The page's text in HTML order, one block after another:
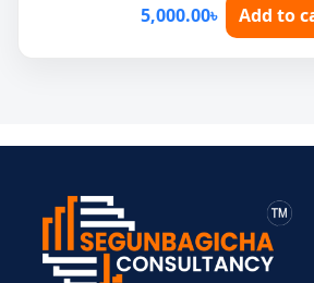
5,000.00৳ Add to
> ব্যক্তিগত আয়কর
> BIN সার্টিফিকেট